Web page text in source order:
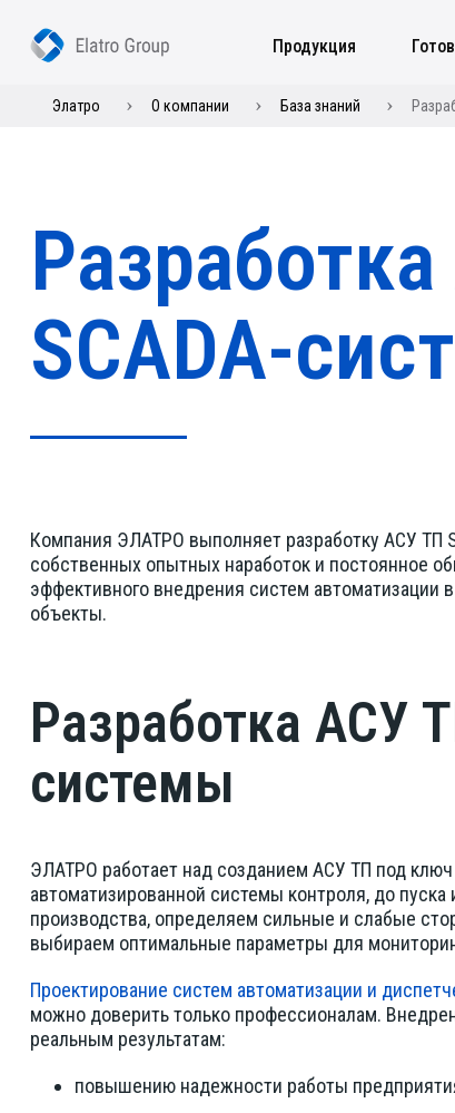
Продукция
Элатро О компании База знаний
SCADA-
Компания ЭЛАТРО выполняет разработку АСУ ТП
собственных опытных наработок и постоянное
эффективного внедрения систем
объекты.
Разработка АСУ
системы
ЭЛАТРО работает над созданием АСУ ТП под
автоматизированной системы контроля, до
производства, определяем сильные и слабые
выбираем оптимальные параметры для
Проектирование систем автоматизации и
можно доверить только профессионалам.
реальным результатам:
повышению надежности работы